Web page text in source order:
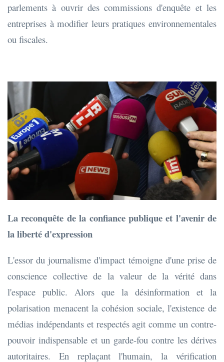
parlements à ouvrir des commissions d'enquête et les
entreprises à modifier leurs pratiques environnementales
ou fiscales.
La reconquête de la confiance publique et l'avenir de
la liberté d'expression
L'essor du journalisme d'impact témoigne d'une prise de
conscience collective de la valeur de la vérité dans
l'espace public. Alors que la désinformation et la
polarisation menacent la cohésion sociale, l'existence de
médias indépendants et respectés agit comme un contre-
pouvoir indispensable et un garde-fou contre les dérives
autoritaires. En replaçant l'humain, la vérification